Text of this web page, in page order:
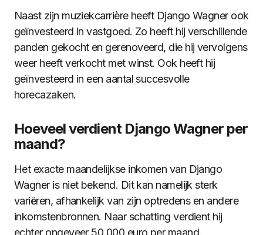
Naast zijn muziekcarrière heeft Django Wagner ook
geïnvesteerd in vastgoed. Zo heeft hij verschillende
panden gekocht en gerenoveerd, die hij vervolgens
weer heeft verkocht met winst. Ook heeft hij
geïnvesteerd in een aantal succesvolle
horecazaken.
Hoeveel verdient Django Wagner per
maand?
Het exacte maandelijkse inkomen van Django
Wagner is niet bekend. Dit kan namelijk sterk
variëren, afhankelijk van zijn optredens en andere
inkomstenbronnen. Naar schatting verdient hij
echter ongeveer 50.000 euro per maand.